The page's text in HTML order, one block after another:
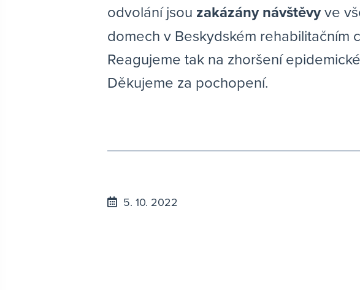
odvolání jsou zakázány návštěvyve
domech v Beskydském rehabilitačním
Reagujeme tak na zhoršení
Děkujeme za pochopení.
5. 10. 2022